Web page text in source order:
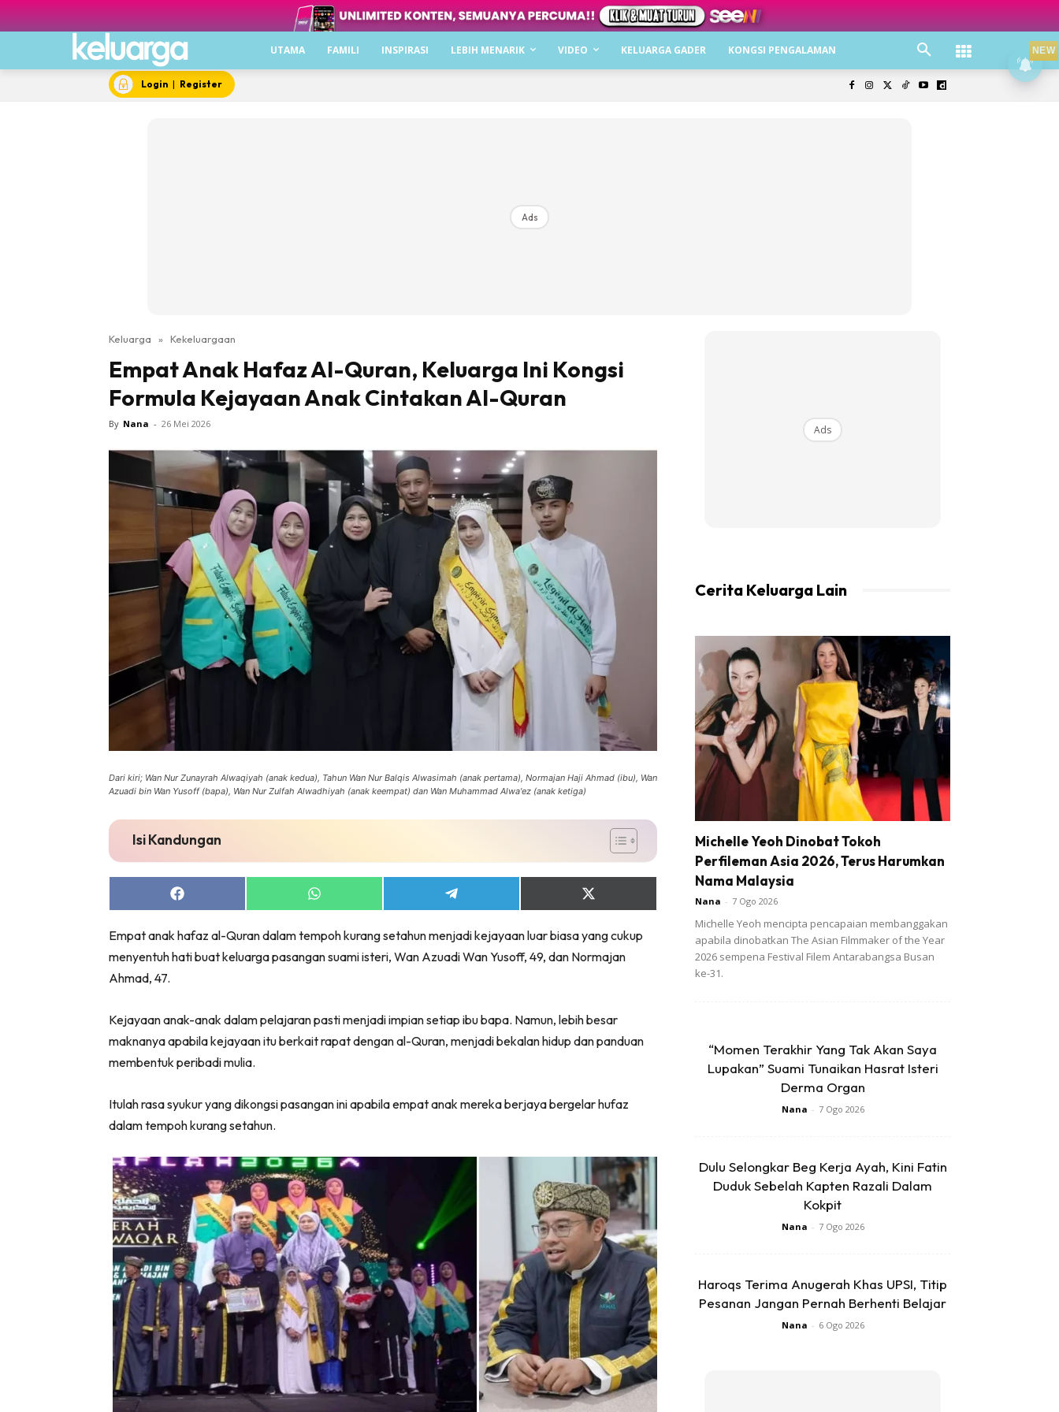
UTAMA FAMILI INSPIRASI LEBIH MENARIK VIDEO KELUARGA GADER KONGSI PENGALAMAN
Login | Register
Ads
Keluarga » Kekeluargaan
Empat Anak Hafaz Al-Quran, Keluarga Ini Kongsi
Formula Kejayaan Anak Cintakan Al-Quran
By Nana - 26 Mei 2026
Dari kiri; Wan Nur Zunayrah Alwaqiyah (anak kedua), Tahun Wan Nur Balqis Alwasimah (anak pertama), Normajan Haji Ahmad (ibu), Wan
Azuadi bin Wan Yusoff (bapa), Wan Nur Zulfah Alwadhiyah (anak keempat) dan Wan Muhammad Alwa'ez (anak ketiga)
Isi Kandungan
Share
on
Share
on
Share
on
Share
on
(Twitter)
Empat anak hafaz al-Quran dalam tempoh kurang setahun menjadi kejayaan luar biasa yang cukup
menyentuh hati buat keluarga pasangan suami isteri, Wan Azuadi Wan Yusoff, 49, dan Normajan
Ahmad, 47.
Kejayaan anak-anak dalam pelajaran pasti menjadi impian setiap ibu bapa. Namun, lebih besar
maknanya apabila kejayaan itu berkait rapat dengan al-Quran, menjadi bekalan hidup dan panduan
membentuk peribadi mulia.
Itulah rasa syukur yang dikongsi pasangan ini apabila empat anak mereka berjaya bergelar hufaz
dalam tempoh kurang setahun.
Ads
Cerita Keluarga Lain
Michelle Yeoh Dinobat Tokoh
Perfileman Asia 2026, Terus Harumkan
Nama Malaysia
Nana - 7 Ogo 2026
Michelle Yeoh mencipta pencapaian membanggakan
apabila dinobatkan The Asian Filmmaker of the Year
2026 sempena Festival Filem Antarabangsa Busan
ke-31.
“Momen Terakhir Yang Tak Akan Saya
Lupakan” Suami Tunaikan Hasrat Isteri
Derma Organ
Nana - 7 Ogo 2026
Dulu Selongkar Beg Kerja Ayah, Kini Fatin
Duduk Sebelah Kapten Razali Dalam
Kokpit
Nana - 7 Ogo 2026
Haroqs Terima Anugerah Khas UPSI, Titip
Pesanan Jangan Pernah Berhenti Belajar
Nana - 6 Ogo 2026
NEW